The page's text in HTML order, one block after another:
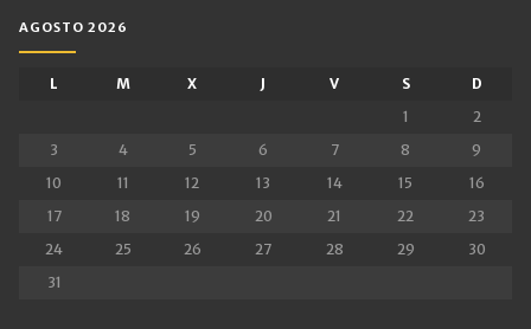
AGOSTO 2026
L M X J V S
D
1
2
3
4 5 6 7 8
9
10
11 12 13 14 15
16
17
18 19 20 21 22
23
24
25 26 27 28 29
30
31